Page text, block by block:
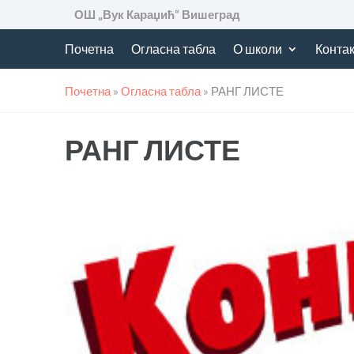
ОШ „Вук Караџић“ Вишеград
Почетна Огласна табла О школи
Почетна » Огласна табла » РАНГ ЛИСТЕ
РАНГ ЛИСТЕ